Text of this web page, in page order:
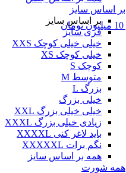
بر اساس سایز
بر اساس سایز
فری سایز
خیلی خیلی کوچک XXS
خیلی کوچک XS
کوچک S
متوسط M
بزرگ L
خیلی بزرگ
خیلی خیلی بزرگ XXL
زیادی خیلی بزرگ XXXL
باید لاغر کنی XXXXL
نگم برات XXXXXL
همه بر اساس سایز
همه شورت